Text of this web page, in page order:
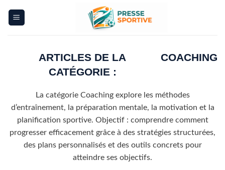
COACHING
La catégorie Coaching explore les méthodes
d’entraînement, la préparation mentale, la motivation et la
planification sportive. Objectif : comprendre comment
progresser efficacement grâce à des stratégies structurées,
des plans personnalisés et des outils concrets pour
atteindre ses objectifs.